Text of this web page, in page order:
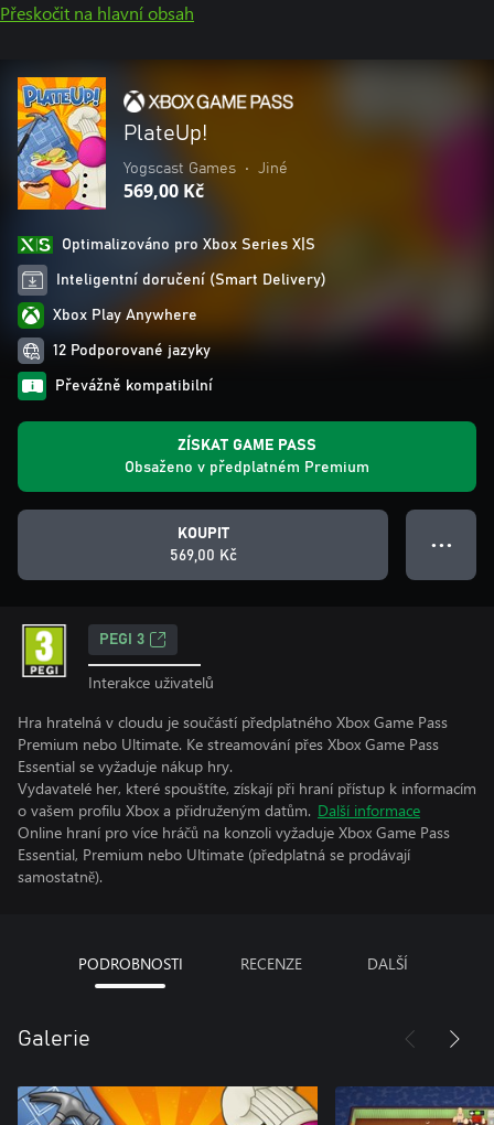
Přeskočit na hlavní obsah
PlateUp!
Yogscast Games • Jiné
569,00 Kč
Optimalizováno pro Xbox Series X|S
Inteligentní doručení (Smart Delivery)
Xbox Play Anywhere
12 Podporované jazyky
Převážně kompatibilní
ZÍSKAT GAME PASS
Obsaženo v předplatném Premium
KOUPIT
569,00 Kč
● ● ●
PEGI 3
Interakce uživatelů
Hra hratelná v cloudu je součástí předplatného Xbox Game Pass
Premium nebo Ultimate. Ke streamování přes Xbox Game Pass
Essential se vyžaduje nákup hry.
Vydavatelé her, které spouštíte, získají při hraní přístup k informacím
o vašem profilu Xbox a přidruženým datům. Další informace
Online hraní pro více hráčů na konzoli vyžaduje Xbox Game Pass
Essential, Premium nebo Ultimate (předplatná se prodávají
samostatně).
PODROBNOSTI RECENZE DALŠÍ
Galerie